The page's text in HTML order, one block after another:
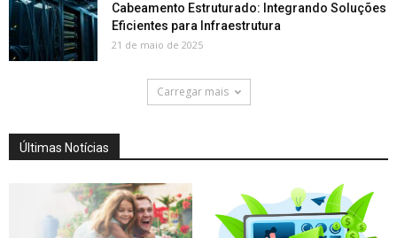
Cabeamento Estruturado: Integrando Soluções
Eficientes para Infraestrutura
21 de maio de 2025
Carregar mais
Últimas Notícias